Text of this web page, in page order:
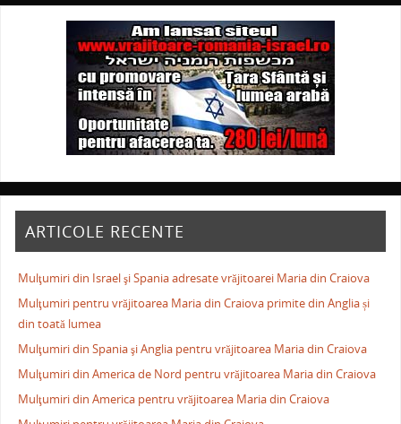
ARTICOLE RECENTE
Mulţumiri din Israel şi Spania adresate vrăjitoarei Maria din Craiova
Mulţumiri pentru vrăjitoarea Maria din Craiova primite din Anglia și
din toată lumea
Mulţumiri din Spania şi Anglia pentru vrăjitoarea Maria din Craiova
Mulţumiri din America de Nord pentru vrăjitoarea Maria din Craiova
Mulţumiri din America pentru vrăjitoarea Maria din Craiova